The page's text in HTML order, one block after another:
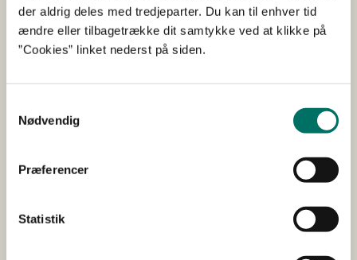
der aldrig deles med tredjeparter. Du kan til enhver tid
ændre eller tilbagetrække dit samtykke ved at klikke på
”Cookies” linket nederst på siden.
Nødvendig
Præferencer
Statistik
Fakta
boende personale.
hvortil der årligt er afsat ca. 7 mio. kr. over en